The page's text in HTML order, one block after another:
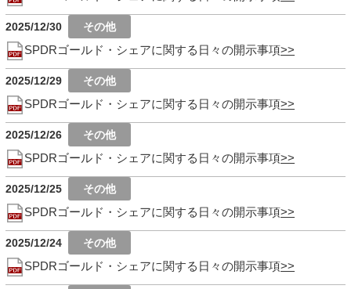
2025/12/30
SPDRゴールド・シェアに関する日々の開示事項
2025/12/29
SPDRゴールド・シェアに関する日々の開示事項
2025/12/26
SPDRゴールド・シェアに関する日々の開示事項
2025/12/25
SPDRゴールド・シェアに関する日々の開示事項
2025/12/24
SPDRゴールド・シェアに関する日々の開示事項